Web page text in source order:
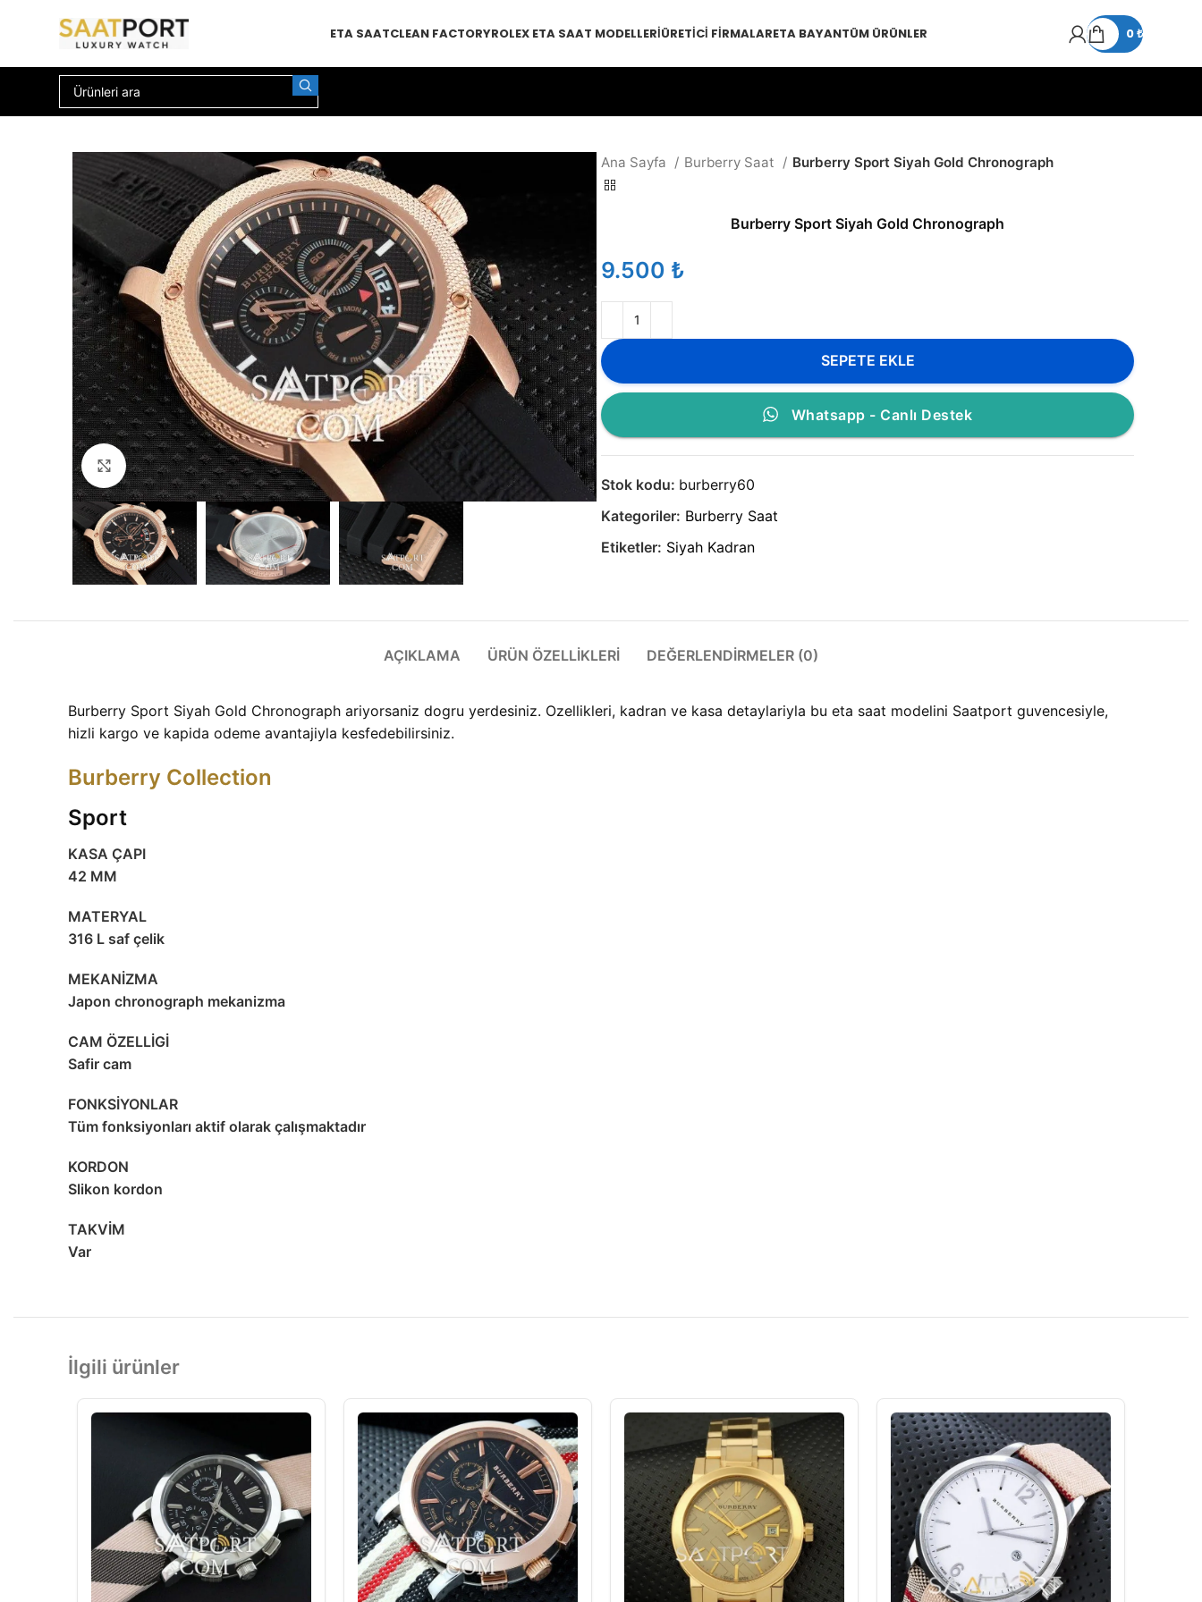
ETA SAATCLEAN FACTORYROLEX ETA SAAT MODELLERIÜRETICI FIRMALARETA BAYANTÜM ÜRÜNLER 0₺
Büyütmek için tıklayın
Ana Sayfa Burberry Saat Burberry Sport Siyah Gold Chronograph
Burberry Sport Siyah Gold Chronograph
₺
SEPETE EKLE
Whatsapp - Canlı Destek
Stok kodu: burberry60
Kategoriler: Burberry Saat
Etiketler: Siyah Kadran
AÇIKLAMA ÜRÜN ÖZELLIKLERI DEĞERLENDIRMELER (0)
Burberry Sport Siyah Gold Chronograph ariyorsaniz dogru yerdesiniz. Ozellikleri, kadran ve kasa detaylariyla bu eta saat modelini Saatport guvencesiyle,
hizli kargo ve kapida odeme avantajiyla kesfedebilirsiniz.
Burberry Collection
Sport
KASA ÇAPI
42 MM
MATERYAL
316 L saf çelik
MEKANİZMA
Japon chronograph mekanizma
CAM ÖZELLİGİ
Safir cam
FONKSİYONLAR
Tüm fonksiyonları aktif olarak çalışmaktadır
KORDON
Slikon kordon
TAKVİM
Var
İlgili ürünler